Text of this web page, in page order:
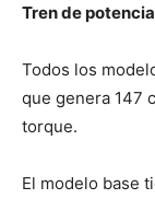
Tren de potencia
Todos los
que genera 147
torque.
El modelo base